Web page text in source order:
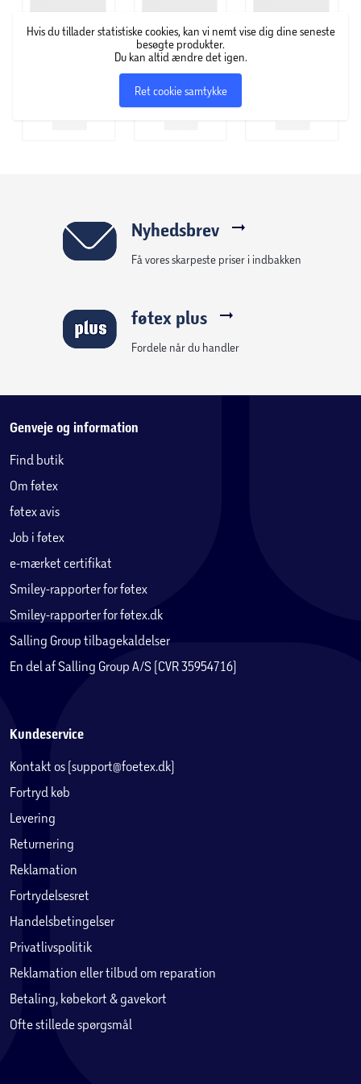
hendes dør. Han er blevet fortalt, at han skal sætte sin
mors aske ved en ukendt mands gravsten. Det viser sig, at
Hvis du tillader statistiske cookies, kan vi nemt vise dig dine seneste
besøgte produkter.
Du kan altid ændre det igen.
Ret cookie samtykke
Nyhedsbrev
Få vores skarpeste priser i indbakken
føtex plus
Fordele når du handler
Genveje og information
Find butik
Om føtex
føtex avis
Job i føtex
e-mærket certifikat
Smiley-rapporter for føtex
Smiley-rapporter for føtex.dk
Salling Group tilbagekaldelser
En del af Salling Group A/S (CVR 35954716)
Kundeservice
Kontakt os (support@foetex.dk)
Fortryd køb
Levering
Returnering
Reklamation
Fortrydelsesret
Handelsbetingelser
Privatlivspolitik
Reklamation eller tilbud om reparation
Betaling, købekort & gavekort
Ofte stillede spørgsmål